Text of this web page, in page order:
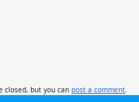
closed, but you can post a comment